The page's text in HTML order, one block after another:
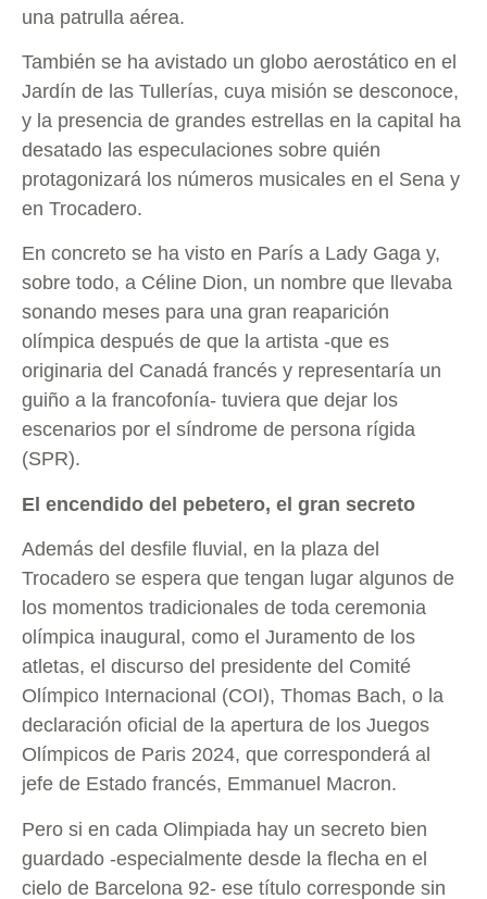
una patrulla aérea.
También se ha avistado un globo aerostático en el
Jardín de las Tullerías, cuya misión se desconoce,
y la presencia de grandes estrellas en la capital ha
desatado las especulaciones sobre quién
protagonizará los números musicales en el Sena y
en Trocadero.
En concreto se ha visto en París a Lady Gaga y,
sobre todo, a Céline Dion, un nombre que llevaba
sonando meses para una gran reaparición
olímpica después de que la artista -que es
originaria del Canadá francés y representaría un
guiño a la francofonía- tuviera que dejar los
escenarios por el síndrome de persona rígida
(SPR).
El encendido del pebetero, el gran secreto
Además del desfile fluvial, en la plaza del
Trocadero se espera que tengan lugar algunos de
los momentos tradicionales de toda ceremonia
olímpica inaugural, como el Juramento de los
atletas, el discurso del presidente del Comité
Olímpico Internacional (COI), Thomas Bach, o la
declaración oficial de la apertura de los Juegos
Olímpicos de Paris 2024, que corresponderá al
jefe de Estado francés, Emmanuel Macron.
Pero si en cada Olimpiada hay un secreto bien
guardado -especialmente desde la flecha en el
cielo de Barcelona 92- ese título corresponde sin